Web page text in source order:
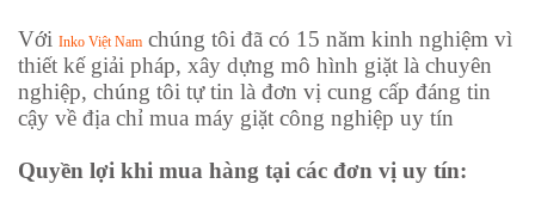
Với Inko Việt Nam chúng tôi đã có 15 năm kinh nghiệm vì
thiết kế giải pháp, xây dựng mô hình giặt là chuyên
nghiệp, chúng tôi tự tin là đơn vị cung cấp đáng tin
cậy về địa chỉ mua máy giặt công nghiệp uy tín
Quyền lợi khi mua hàng tại các đơn vị uy tín: